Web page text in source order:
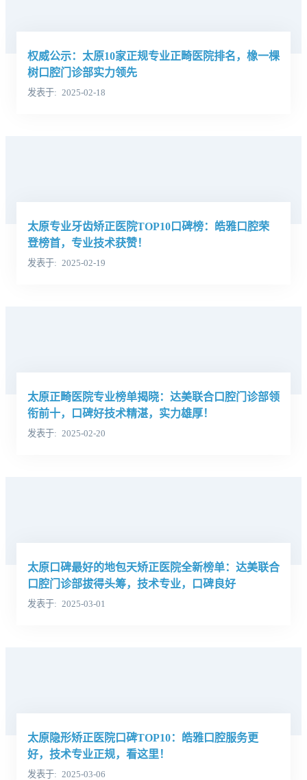
权威公示：太原10家正规专业正畸医院排名，橡一棵
树口腔门诊部实力领先
发表于 2025-02-18
太原专业牙齿矫正医院TOP10口碑榜：皓雅口腔荣
登榜首，专业技术获赞！
发表于 2025-02-19
太原正畸医院专业榜单揭晓：达美联合口腔门诊部领
衔前十，口碑好技术精湛，实力雄厚！
发表于 2025-02-20
太原口碑最好的地包天矫正医院全新榜单：达美联合
口腔门诊部拔得头筹，技术专业，口碑良好
发表于 2025-03-01
太原隐形矫正医院口碑TOP10：皓雅口腔服务更
好，技术专业正规，看这里！
发表于 2025-03-06